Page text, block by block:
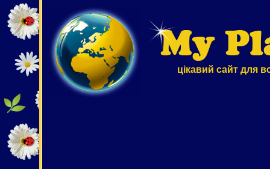
цікавий сайт для